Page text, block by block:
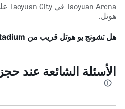
هوتل.
هل تشونج يو هوتل قريب من Taoyuan City Stadium؟
الأسئلة الشائعة عند